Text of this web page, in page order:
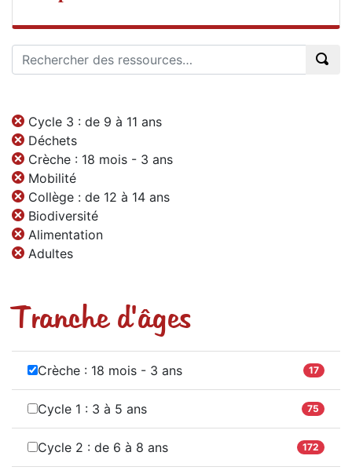
Cycle 3 : de 9 à 11 ans
Déchets
Crèche : 18 mois - 3 ans
Mobilité
Collège : de 12 à 14 ans
Biodiversité
Alimentation
Adultes
Tranche d'âges
Crèche : 18 mois - 3 ans 17
Cycle 1 : 3 à 5 ans 75
Cycle 2 : de 6 à 8 ans 172